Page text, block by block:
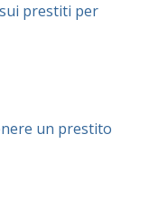
prestiti per
un prestito